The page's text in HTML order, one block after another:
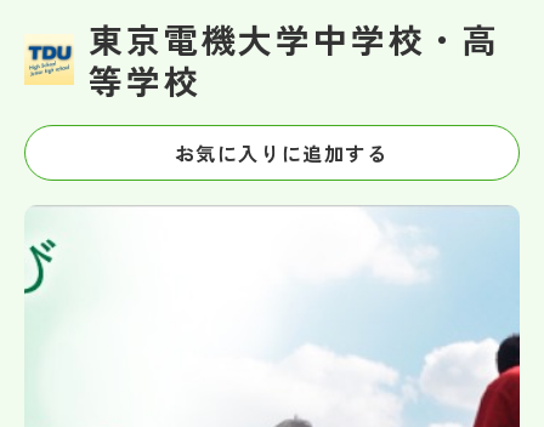
学校動画
私学探検隊
帰国生受験情報
東京電機大学中学校・高
等学校
お気に入りに追加する